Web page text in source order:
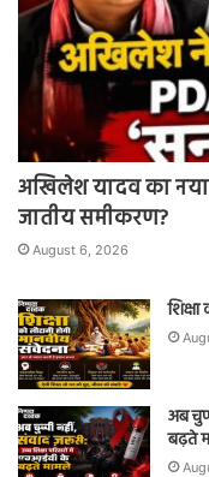
अखिलेश यादव का
जातीय समीकरण?
August 6, 2026
अब
बढ़ते